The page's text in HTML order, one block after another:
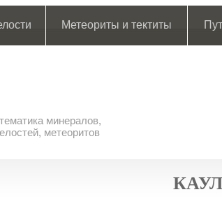
Метеориты и тектиты
минералов,
метеоритов